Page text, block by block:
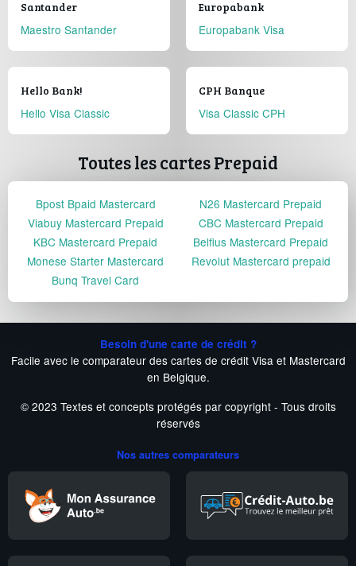
Santander
Maestro Santander
Europabank
Europabank Visa
Hello Bank!
Hello Visa Classic
CPH Banque
Visa Classic CPH
Toutes les cartes Prepaid
Bpost Bpaid Mastercard
N26 Mastercard Prepaid
Viabuy Mastercard Prepaid
CBC Mastercard Prepaid
KBC Mastercard Prepaid
Belfius Mastercard Prepaid
Monese Starter Mastercard
Revolut Mastercard prepaid
Bunq Travel Card
Besoin d'une carte de crédit ?
Facile avec le comparateur des cartes de crédit Visa et Mastercard
en Belgique.
© 2023 Textes et concepts protégés par copyright - Tous droits
réservés
Nos autres comparateurs